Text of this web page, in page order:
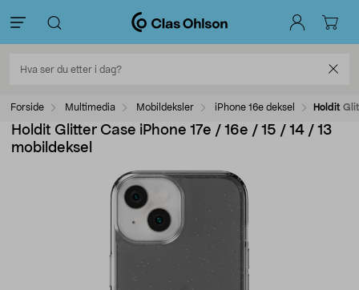
Forside Multimedia Mobildeksler iPhone 16e deksel Holdit
Holdit Glitter Case iPhone 17e / 16e / 15 / 14 / 13
mobildeksel